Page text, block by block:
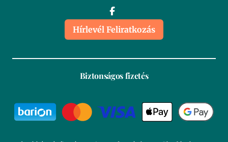
Hírlevél Feliratkozás
Biztonságos fizetés